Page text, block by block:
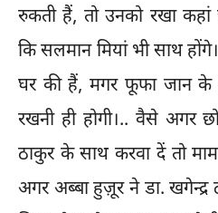
रुकती हैं, तो उनको रखा
कि सलमान मियां भी साथ
घर की हैं, मगर फूफा जान के
रखनी ही होगी।.. वैसे अगर
ठाकुर के साथ करवा दें तो
अगर अब्बा हुज़ूर ने डा.